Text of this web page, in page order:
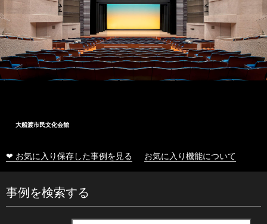
大船渡市民文化会館
❤ お気に入り保存した事例を見る お気に入り機能について
事例を検索する